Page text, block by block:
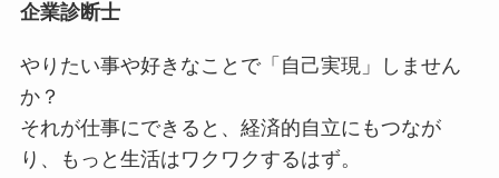
企業診断士
やりたい事や好きなことで「自己実現」しません
か？
それが仕事にできると、経済的自立にもつなが
り、もっと生活はワクワクするはず。